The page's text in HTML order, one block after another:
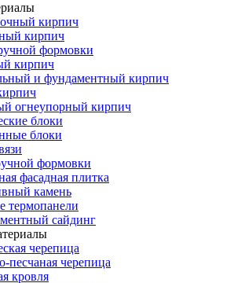
кирпич
кирпич
формовки
кирпич
и фундаментный кирпич
огнеупорный кирпич
блоки
блоки
формовки
фасадная плитка
камень
термопанели
сайдинг
черепица
песчаная черепица
кровля